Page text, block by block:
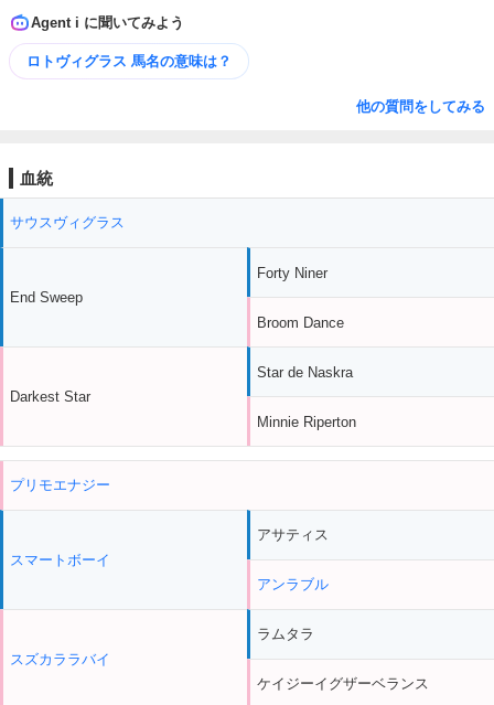
Agent i に聞いてみよう
ロトヴィグラス 馬名の意味は？
他の質問をしてみる
血統
サウスヴィグラス
End Sweep
Darkest Star
Forty Niner
Broom Dance
Star de Naskra
Minnie Riperton
プリモエナジー
スマートボーイ
スズカララバイ
アサティス
アンラブル
ラムタラ
ケイジーイグザーベランス